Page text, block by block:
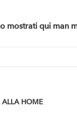
mostrati qui man
HOME